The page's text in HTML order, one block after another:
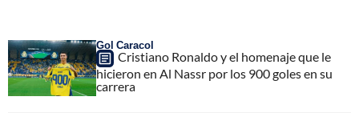
Gol Caracol
Cristiano Ronaldo y el homenaje que le
hicieron en Al Nassr por los 900 goles en su
carrera